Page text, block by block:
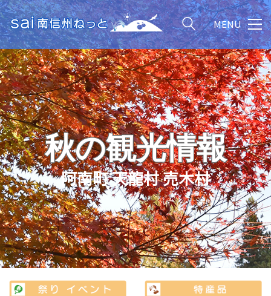
MENU
秋の観光情報
阿南町 天龍村 売木村